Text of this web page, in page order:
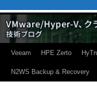
Veeam HPE Zerto
N2WS Backup & Recovery